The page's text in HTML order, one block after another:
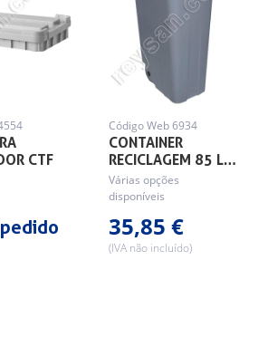
CTF
CONTAINER
RECICLAGEM 85 L…
Código Web 6934
Várias opções
disponíveis
35,85 €
(IVA não incluído)